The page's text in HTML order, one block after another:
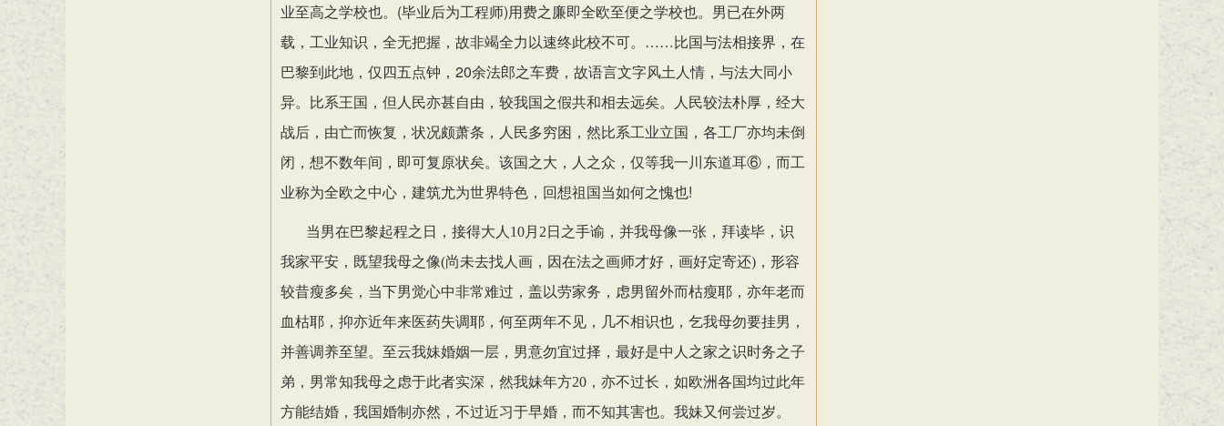
业至高之学校也。 (毕业后为工程师)用费之廉即全欧至便之学校也。男已在外两
载，工业知识，全无把握，故非竭全力以速终此校不可。……比国与法相接界，在
巴黎到此地，仅四五点钟，20余法郎之车费，故语言文字风土人情，与法大同小
异。比系王国，但人民亦甚自由，较我国之假共和相去远矣。人民较法朴厚，经大
战后，由亡而恢复，状况颇萧条，人民多穷困，然比系工业立国，各工厂亦均未倒
闭，想不数年间，即可复原状矣。该国之大，人之众，仅等我一川东道耳⑥，而工
业称为全欧之中心，建筑尤为世界特色，回想祖国当如何之愧也!
当男在巴黎起程之日，接得大人10月2日之手谕，并我母像一张，拜读毕，识
我家平安，既望我母之像(尚未去找人画，因在法之画师才好，画好定寄还)，形容
较昔瘦多矣，当下男觉心中非常难过，盖以劳家务，虑男留外而枯瘦耶，亦年老而
血枯耶，抑亦近年来医药失调耶，何至两年不见，几不相识也，乞我母勿要挂男，
并善调养至望。至云我妹婚姻一层，男意勿宜过择，最好是中人之家之识时务之子
弟，男常知我母之虑于此者实深，然我妹年方20，亦不过长，如欧洲各国均过此年
方能结婚，我国婚制亦然，不过近习于早婚，而不知其害也。我妹又何尝过岁。